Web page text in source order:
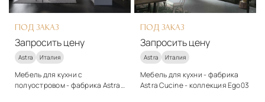
ПОД ЗАКАЗ
Запросить цену
Astra Италия
Мебель для кухни с
полуостровом - фабрика Astra
ПОД ЗАКАЗ
Запросить цену
Astra Италия
Мебель для кухни - фабрика
Astra Cucine - коллекция Ego03